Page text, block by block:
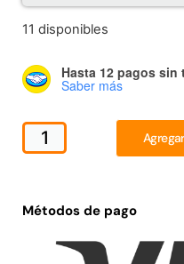
11 disponibles
Hasta 12 pagos sin
Saber más
Métodos de pago
Leer más
37%